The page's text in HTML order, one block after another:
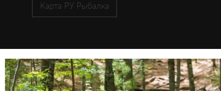
Карта РУ Рыбалка